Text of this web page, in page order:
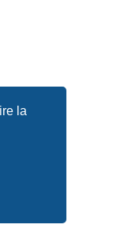
la